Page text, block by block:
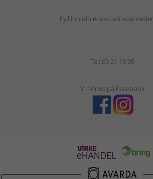
Fyll inn din e-postadresse
Tel: 69 21 10 95
Vi finnes på Facebook